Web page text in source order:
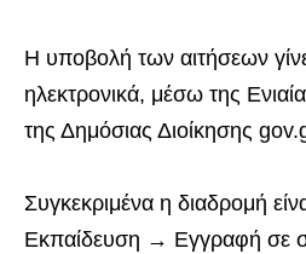
Η υποβολή των αιτήσεων
ηλεκτρονικά, μέσω της
της Δημόσιας Διοίκησης
Συγκεκριμένα η διαδρομή
Εκπαίδευση → Εγγραφή σε